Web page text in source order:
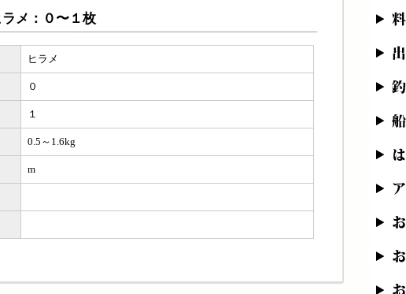
メ：０〜１枚
ヒラメ
０
１
0.5～1.6kg
m